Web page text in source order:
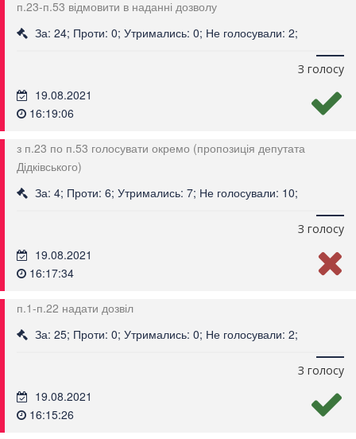
п.23-п.53 відмовити в наданні дозволу
За: 24; Проти: 0; Утримались: 0; Не голосували: 2;
З голосу
19.08.2021
16:19:06
з п.23 по п.53 голосувати окремо (пропозиція депутата
Дідківського)
За: 4; Проти: 6; Утримались: 7; Не голосували: 10;
З голосу
19.08.2021
16:17:34
п.1-п.22 надати дозвіл
За: 25; Проти: 0; Утримались: 0; Не голосували: 2;
З голосу
19.08.2021
16:15:26